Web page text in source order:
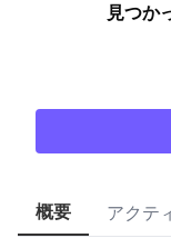
見つか
概要 アクテ